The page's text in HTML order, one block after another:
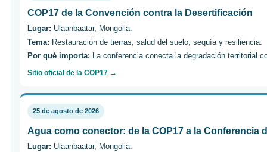
COP17 de la Convención contra la Desertificación
Lugar: Ulaanbaatar, Mongolia.
Tema: Restauración de tierras, salud del suelo, sequía y resiliencia.
Por qué importa: La conferencia conecta la degradación territorial
Sitio oficial de la COP17 →
25 de agosto de 2026
Agua como conector: de la COP17 a la Conferencia
Lugar: Ulaanbaatar, Mongolia.